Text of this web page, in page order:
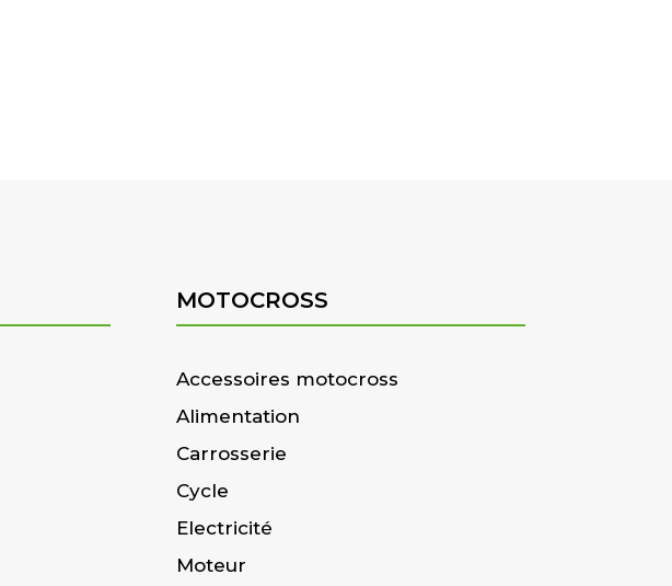
MOTOCROSS
Accessoires motocross
Alimentation
Carrosserie
Cycle
Electricité
Moteur